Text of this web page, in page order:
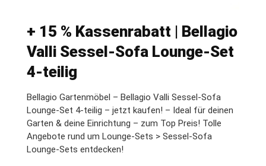
+ 15 % Kassenrabatt | Bellagio
Valli Sessel-Sofa Lounge-Set
4-teilig
Bellagio Gartenmöbel – Bellagio Valli Sessel-Sofa
Lounge-Set 4-teilig – jetzt kaufen! – Ideal für deinen
Garten & deine Einrichtung – zum Top Preis! Tolle
Angebote rund um Lounge-Sets > Sessel-Sofa
Lounge-Sets entdecken!